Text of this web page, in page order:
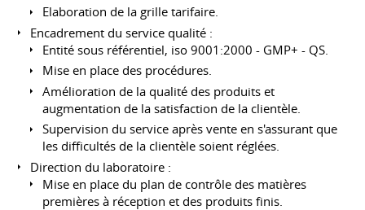
Elaboration de la grille tarifaire.
Encadrement du service qualité :
Entité sous référentiel, iso 9001:2000 - GMP+ - QS.
Mise en place des procédures.
Amélioration de la qualité des produits et
augmentation de la satisfaction de la clientèle.
Supervision du service après vente en s'assurant que
les difficultés de la clientèle soient réglées.
Direction du laboratoire :
Mise en place du plan de contrôle des matières
premières à réception et des produits finis.